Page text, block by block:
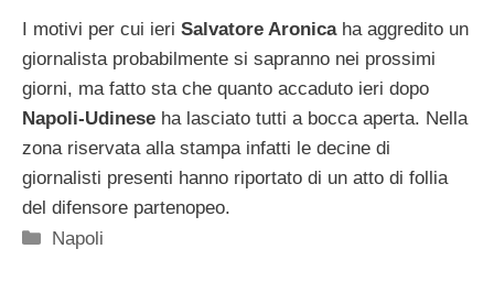
I motivi per cui ieri Salvatore Aronicaha aggredito un
giornalista probabilmente si sapranno nei prossimi
giorni, ma fatto sta che quanto accaduto ieri dopo
Napoli-Udinese ha lasciato tutti a bocca aperta. Nella
zona riservata alla stampa infatti le decine di
giornalisti presenti hanno riportato di un atto di follia
del difensore partenopeo.
Categorie
Napoli